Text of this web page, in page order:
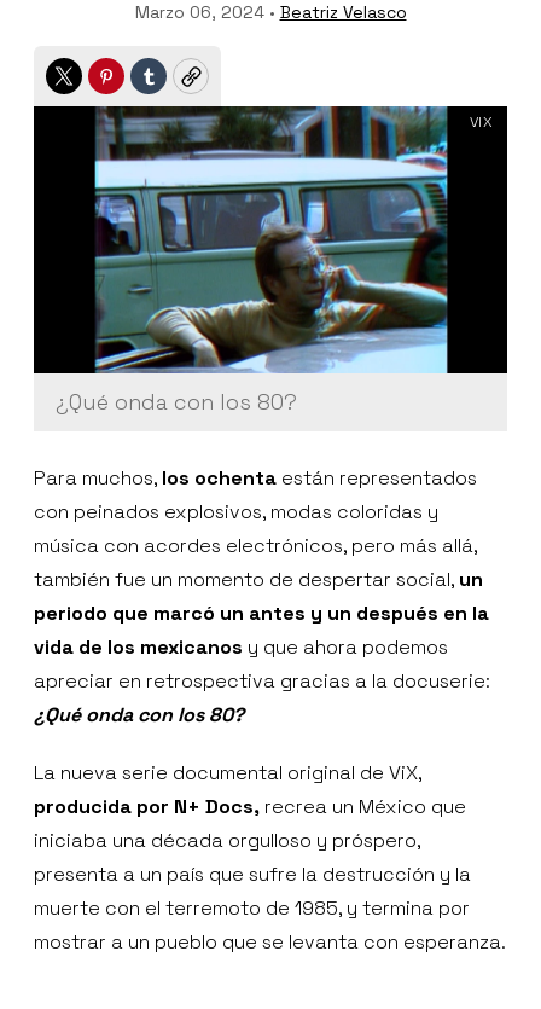
Marzo 06, 2024 • Beatriz Velasco
TwitterPinterest
TumblrCopy
¿Qué onda con los 80?
VIX
Para muchos, los ochenta están representados
con peinados explosivos, modas coloridas y
música con acordes electrónicos, pero más allá,
también fue un momento de despertar social, un
periodo que marcó un antes y un después en la
vida de los mexicanos y que ahora podemos
apreciar en retrospectiva gracias a la docuserie:
¿Qué onda con los 80?
La nueva serie documental original de ViX,
producida por N+ Docs, recrea un México que
iniciaba una década orgulloso y próspero,
presenta a un país que sufre la destrucción y la
muerte con el terremoto de 1985, y termina por
mostrar a un pueblo que se levanta con esperanza.